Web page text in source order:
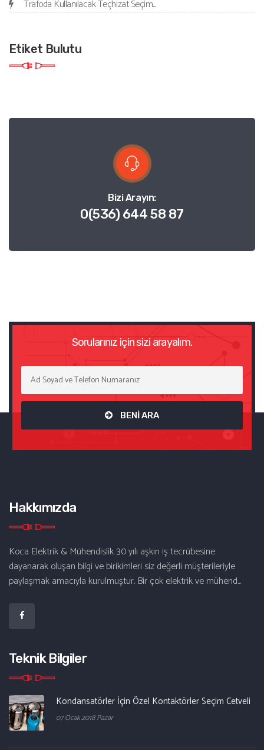
Trafoda Kullanılacak Teçhizat Seçim...
Etiket Bulutu
Bizi Arayın:
0(536) 644 58 87
Sorularınız için sizi arayalım.
BENİ ARA
Hakkımızda
Koca Elektrik & Mühendislik 30 yılı aşkın iş tecrübesine
dayanarak oluşan bilgi ve birikimleri siz değerli müşterileriyle
paylaşmak amacıyla kurulmuştur. Bir çok elektrik ve mühend...
Teknik Bilgiler
Kondansatörler İçin Özel Kontaktörler Seçim Cetveli
07 Ocak 2018 Pazar